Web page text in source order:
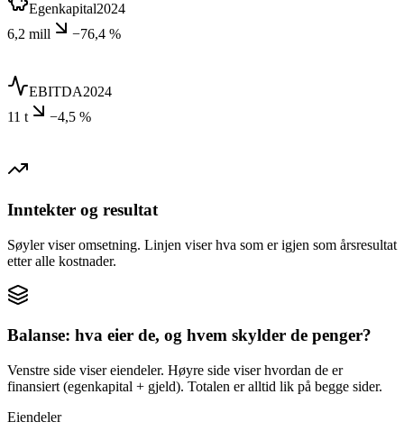
Egenkapital2024
6,2 mill
−76,4 %
EBITDA2024
11 t
−4,5 %
Inntekter og resultat
Søyler viser omsetning. Linjen viser hva som er igjen som årsresultat
etter alle kostnader.
Balanse: hva eier de, og hvem skylder de penger?
Venstre side viser eiendeler. Høyre side viser hvordan de er
finansiert (egenkapital + gjeld). Totalen er alltid lik på begge sider.
Eiendeler